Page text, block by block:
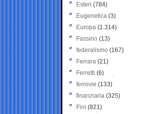
Esteri (784)
Eugenetica (3)
Europa (1.314)
Fassino (13)
federalismo (167)
Ferrara (21)
Ferretti (6)
ferrovie (133)
finanziaria (325)
Fini (821)